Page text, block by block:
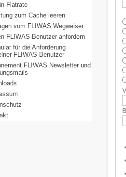
Flatrate
zum Cache leeren
vom FLIWAS Wegweiser
FLIWAS-Benutzer anfordern
für die Anforderung
FLIWAS-Benutzer
FLIWAS Newsletter und